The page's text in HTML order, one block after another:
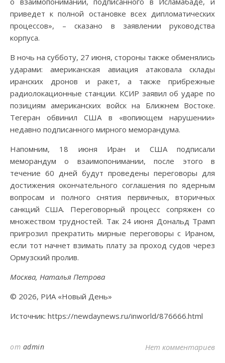
приведет к полной остановке всех дипломатических
процессов», – сказано в заявлении руководства
корпуса.
В ночь на субботу, 27 июня, стороны также обменялись
ударами: американская авиация атаковала склады
иранских дронов и ракет, а также прибрежные
радиолокационные станции. КСИР заявил об ударе по
позициям американских войск на Ближнем Востоке.
Тегеран обвинил США в «вопиющем нарушении»
недавно подписанного мирного меморандума.
Напомним, 18 июня Иран и США подписали
меморандум о взаимопонимании, после этого в
течение 60 дней будут проведены переговоры для
достижения окончательного соглашения по ядерным
вопросам и полного снятия первичных, вторичных
санкций США. Переговорный процесс сопряжен со
множеством трудностей. Так 24 июня Дональд Трамп
пригрозил прекратить мирные переговоры с Ираном,
если тот начнет взимать плату за проход судов через
Ормузский пролив.
Москва, Наталья Петрова
© 2026, РИА «Новый День»
Источник: https://newdaynews.ru/inworld/876666.html
от admin Нет комментариев